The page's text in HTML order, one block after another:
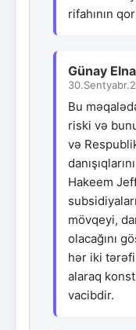
rifahının
Günay
Bu
riski və
və
Hakeem
mövqeyi,
olacağını
hər iki
alaraq
vacibdir.